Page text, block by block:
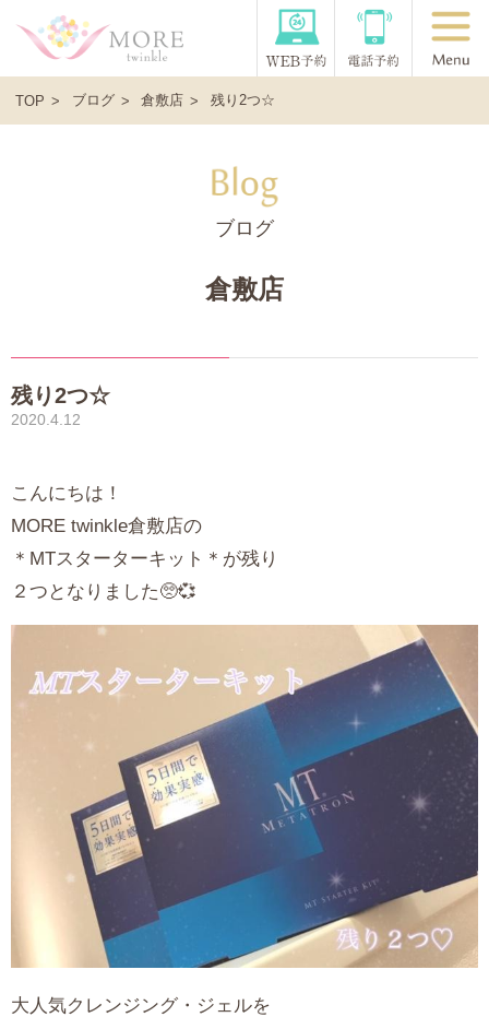
TOP ブログ 倉敷店 残り2つ☆
ブログ
倉敷店
残り2つ☆
2020.4.12
こんにちは！
MORE twinkle倉敷店の
＊MTスターターキット＊が残り
２つとなりました🥺💞
大人気クレンジング・ジェルを